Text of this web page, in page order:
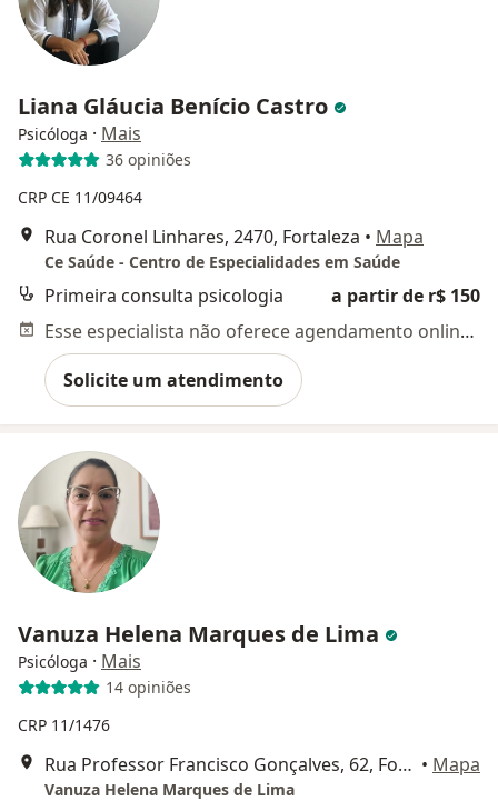
Liana Gláucia Benício Castro
Psicóloga · Mais
36 opiniões
CRP CE 11/09464
Rua Coronel Linhares, 2470, Fortaleza • Mapa
Ce Saúde - Centro de Especialidades em Saúde
Primeira consulta psicologia
a partir de r$ 150
Esse especialista não oferece agendamento online para esse endereço.
Solicite um atendimento
Vanuza Helena Marques de Lima
Psicóloga · Mais
14 opiniões
CRP 11/1476
Rua Professor Francisco Gonçalves, 62, Fortaleza • Mapa
Vanuza Helena Marques de Lima